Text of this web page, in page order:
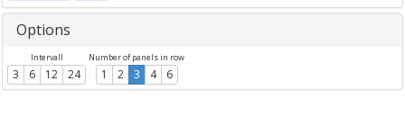
Options
Intervall
3 6 12 24
Number of panels in row
1 2 3 4 6